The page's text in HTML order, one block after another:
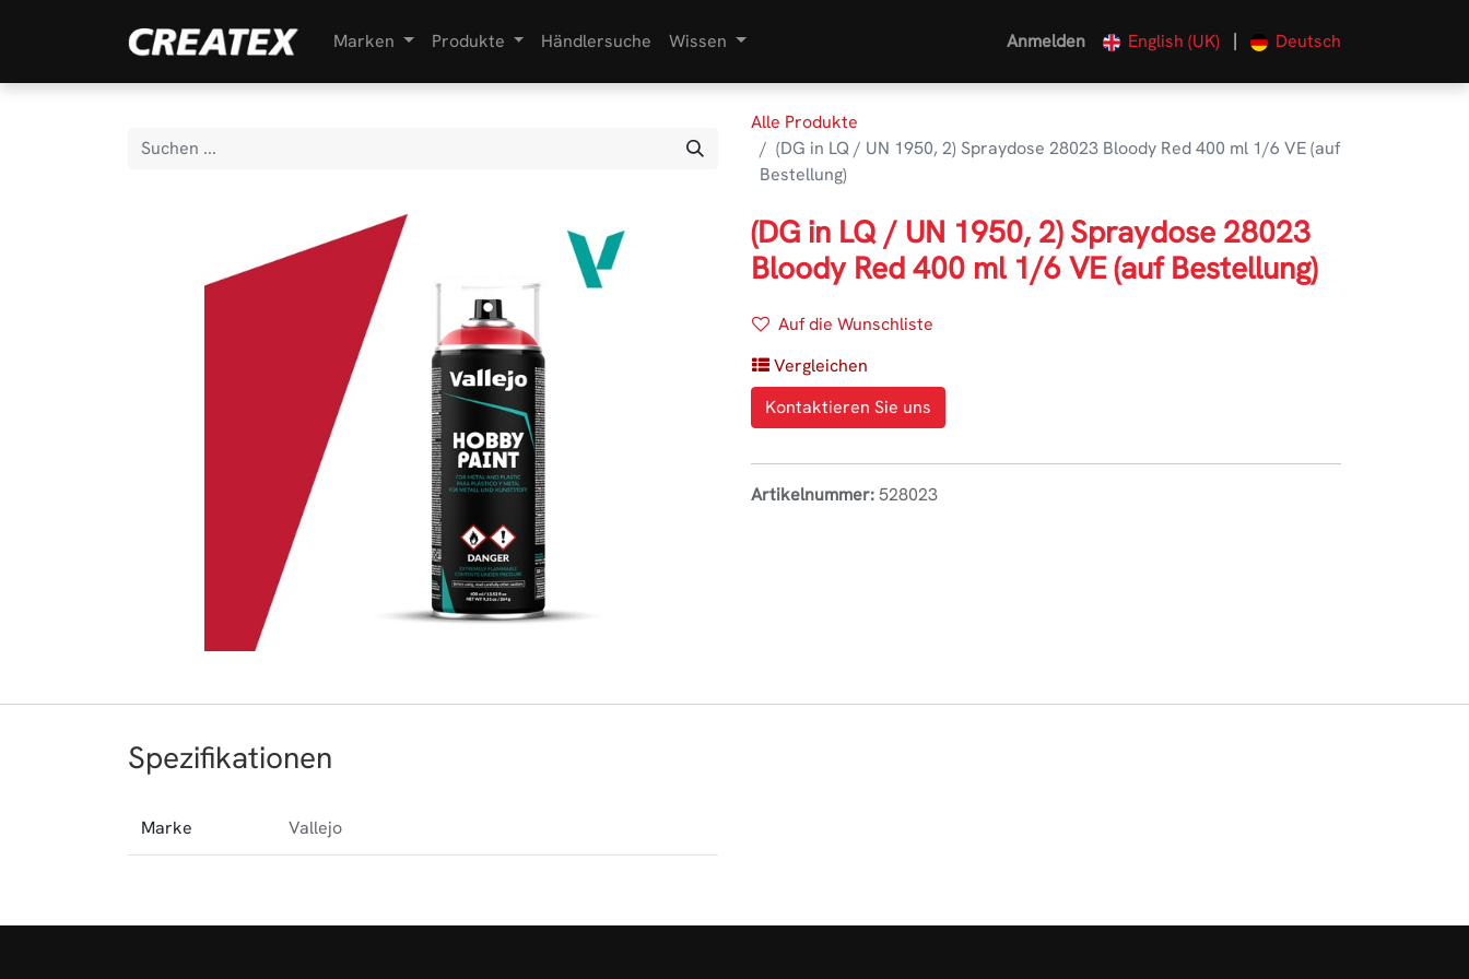
Marken Produkte Händlersuche Wissen Anmelden English (UK) | Deutsch
Alle Produkte
(DG in LQ / UN 1950, 2) Spraydose 28023 Bloody Red 400 ml 1/6 VE (auf
Bestellung)
(DG in LQ / UN 1950, 2) Spraydose 28023
Bloody Red 400 ml 1/6 VE (auf Bestellung)
Auf die Wunschliste
Vergleichen
Kontaktieren Sie uns
Artikelnummer:528023
Spezifikationen
Marke Vallejo